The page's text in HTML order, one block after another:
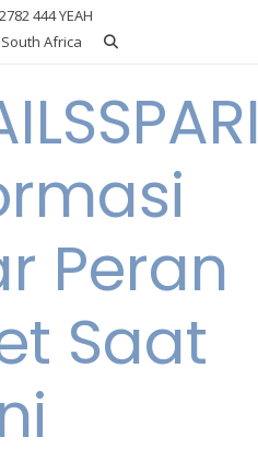
444 YEAH
Africa
Peran
Saat